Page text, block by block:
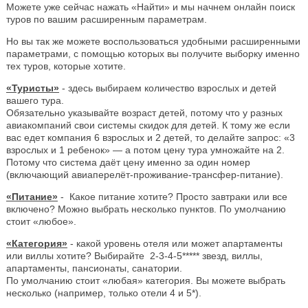
Можете уже сейчас нажать «Найти» и мы начнем онлайн поиск
туров по вашим расширенным параметрам.
Но вы так же можете воспользоваться удобными расширенными
параметрами, с помощью которых вы получите выборку именно
тех туров, которые хотите.
«Туристы» - здесь выбираем количество взрослых и детей
вашего тура.
Обязательно указывайте возраст детей, потому что у разных
авиакомпаний свои системы скидок для детей. К тому же если
вас едет компания 6 взрослых и 2 детей, то делайте запрос: «3
взрослых и 1 ребенок» — а потом цену тура умножайте на 2.
Потому что система даёт цену именно за один номер
(включающий авиаперелёт-проживание-трансфер-питание).
«Питание» - Какое питание хотите? Просто завтраки или все
включено? Можно выбрать несколько пунктов. По умолчанию
стоит «любое».
«Категория» - какой уровень отеля или может апартаменты
или виллы хотите? Выбирайте 2-3-4-5***** звезд, виллы,
апартаменты, пансионаты, санатории.
По умолчанию стоит «любая» категория. Вы можете выбрать
несколько (например, только отели 4 и 5*).